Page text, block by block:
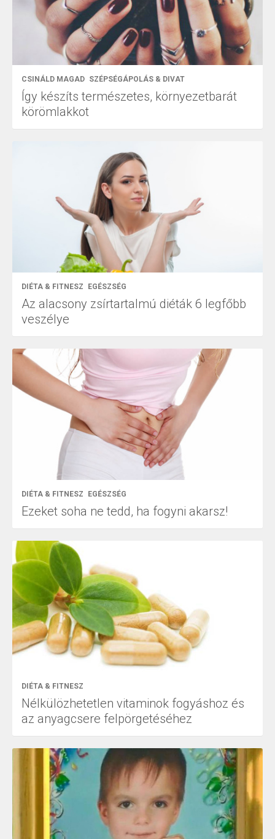
CSINÁLD MAGAD SZÉPSÉGÁPOLÁS & DIVAT
Így készíts természetes, környezetbarát
körömlakkot
DIÉTA & FITNESZ EGÉSZSÉG
Az alacsony zsírtartalmú diéták 6 legfőbb
veszélye
DIÉTA & FITNESZ EGÉSZSÉG
Ezeket soha ne tedd, ha fogyni akarsz!
DIÉTA & FITNESZ
Nélkülözhetetlen vitaminok fogyáshoz és
az anyagcsere felpörgetéséhez